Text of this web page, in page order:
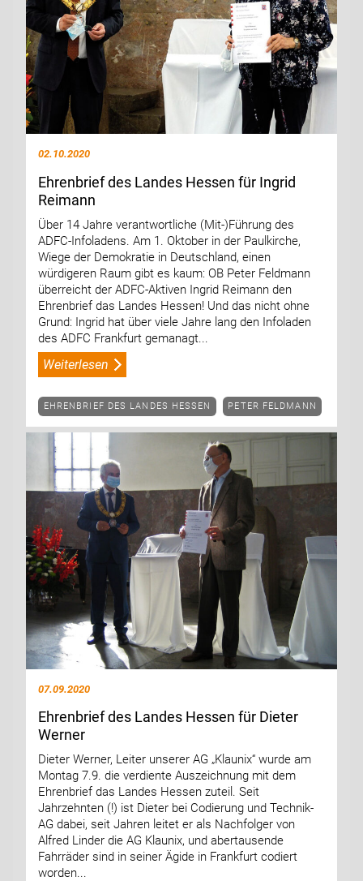
02.10.2020
Ehrenbrief des Landes Hessen für Ingrid
Reimann
Über 14 Jahre verantwortliche (Mit-)Führung des
ADFC-Infoladens. Am 1. Oktober in der Paulkirche,
Wiege der Demokratie in Deutschland, einen
würdigeren Raum gibt es kaum: OB Peter Feldmann
überreicht der ADFC-Aktiven Ingrid Reimann den
Ehrenbrief das Landes Hessen! Und das nicht ohne
Grund: Ingrid hat über viele Jahre lang den Infoladen
des ADFC Frankfurt gemanagt...
Weiterlesen
EHRENBRIEF DES LANDES HESSEN PETER FELDMANN
07.09.2020
Ehrenbrief des Landes Hessen für Dieter
Werner
Dieter Werner, Leiter unserer AG „Klaunix“ wurde am
Montag 7.9. die verdiente Auszeichnung mit dem
Ehrenbrief das Landes Hessen zuteil. Seit
Jahrzehnten (!) ist Dieter bei Codierung und Technik-
AG dabei, seit Jahren leitet er als Nachfolger von
Alfred Linder die AG Klaunix, und abertausende
Fahrräder sind in seiner Ägide in Frankfurt codiert
worden...